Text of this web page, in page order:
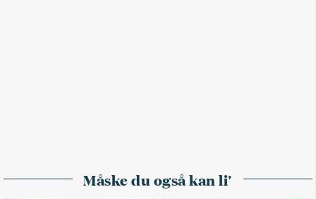
Måske du også kan li'